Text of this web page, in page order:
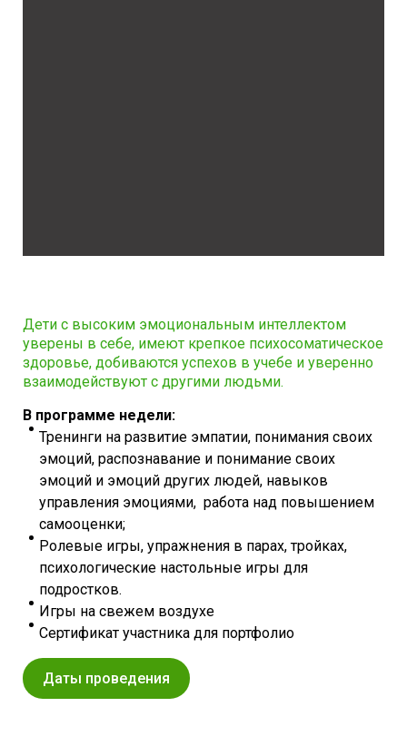
Дети с высоким эмоциональным интеллектом
уверены в себе, имеют крепкое психосоматическое
здоровье, добиваются успехов в учебе и уверенно
взаимодействуют с другими людьми.
В программе недели:
Тренинги на развитие эмпатии, понимания своих
эмоций, распознавание и понимание своих
эмоций и эмоций других людей, навыков
управления эмоциями, работа над повышением
самооценки;
Ролевые игры, упражнения в парах, тройках,
психологические настольные игры для
подростков.
Игры на свежем воздухе
Сертификат участника для портфолио
Даты проведения